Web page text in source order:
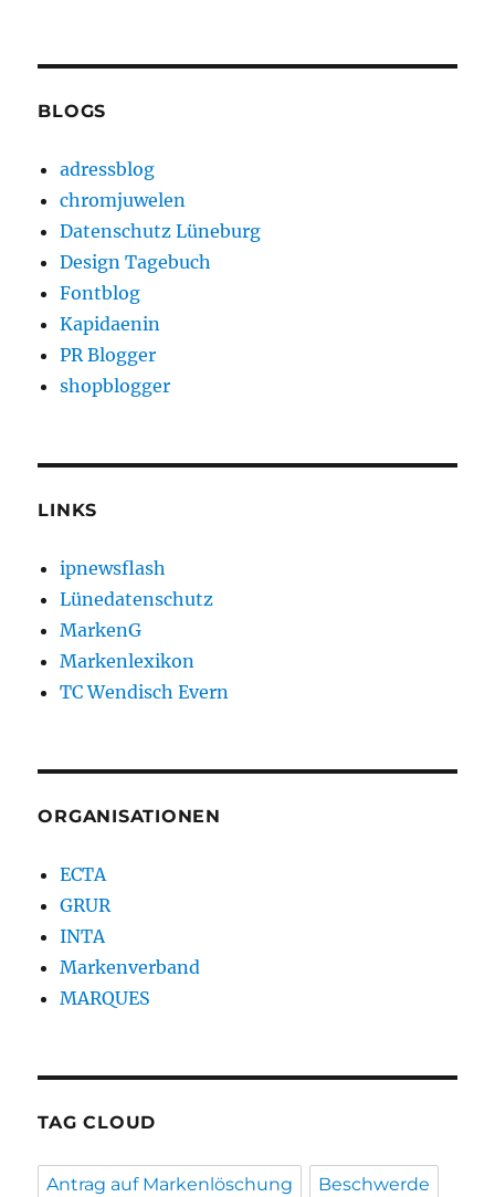
BLOGS
adressblog
chromjuwelen
Datenschutz Lüneburg
Design Tagebuch
Fontblog
Kapidaenin
PR Blogger
shopblogger
LINKS
ipnewsflash
Lünedatenschutz
MarkenG
Markenlexikon
TC Wendisch Evern
ORGANISATIONEN
ECTA
GRUR
INTA
Markenverband
MARQUES
TAG CLOUD
Antrag auf Markenlöschung Beschwerde